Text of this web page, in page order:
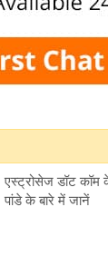
एस्ट्रोसेज डॉट कॉम
पांडे के बारे में जानें